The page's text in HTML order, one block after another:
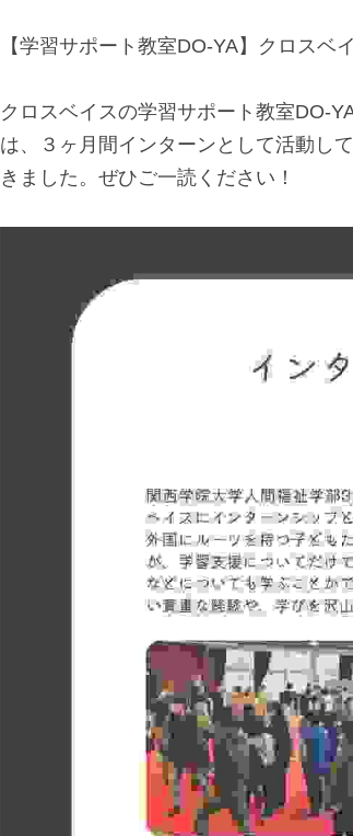
【学習サポート教室DO-YA】クロスベ
クロスベイスの学習サポート教室DO-
は、３ヶ月間インターンとして活動し
きました。ぜひご一読ください！